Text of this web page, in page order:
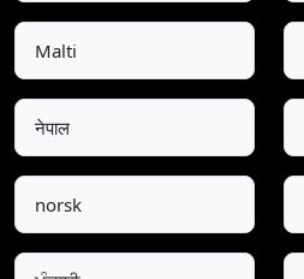
Malti
नेपाल
norsk